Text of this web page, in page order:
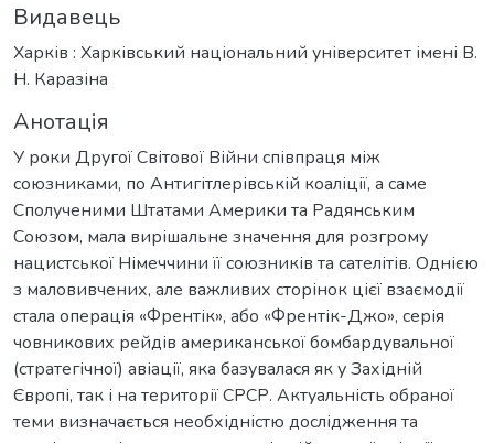
Видавець
Харків : Харківський національний університет імені В.
Н. Каразіна
Анотація
У роки Другої Світової Війни співпраця між
союзниками, по Антигітлерівській коаліції, а саме
Сполученими Штатами Америки та Радянським
Союзом, мала вирішальне значення для розгрому
нацистської Німеччини її союзників та сателітів. Однією
з маловивчених, але важливих сторінок цієї взаємодії
стала операція «Френтік», або «Френтік-Джо», серія
човникових рейдів американської бомбардувальної
(стратегічної) авіації, яка базувалася як у Західній
Європі, так і на території СРСР. Актуальність обраної
теми визначається необхідністю дослідження та